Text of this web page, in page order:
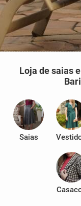
Loja de saias
Saias